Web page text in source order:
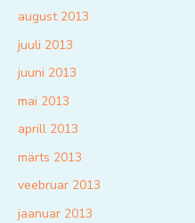
august 2013
juuli 2013
juuni 2013
mai 2013
aprill 2013
märts 2013
veebruar 2013
jaanuar 2013